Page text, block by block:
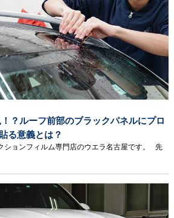
？ルーフ前部のブラックパネルにプロ
る意義とは？
ションフィルム専門店のウエラ名古屋です。 先